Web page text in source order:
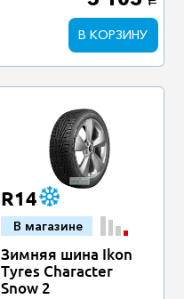
В КОРЗИНУ
R14
В магазине
Зимняя шина Ikon
Tyres Character
Snow 2